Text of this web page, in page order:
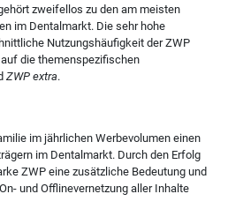
zweifellos zu den am meisten
im Dentalmarkt. Die sehr hohe
Nutzungshäufigkeit der ZWP
die themenspezifischen
ZWP extra.
im jährlichen Werbevolumen einen
im Dentalmarkt. Durch den Erfolg
ZWP eine zusätzliche Bedeutung und
und Offlinevernetzung aller Inhalte